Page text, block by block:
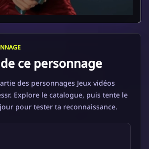
ce personnage
des personnages Jeux vidéos
Explore le catalogue, puis tente le
pour tester ta reconnaissance.